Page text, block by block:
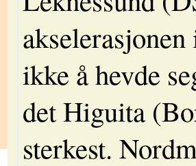
ikke å hevde
det Higuita
sterkest.